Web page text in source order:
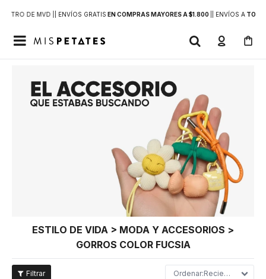
DE MVD | | ENVÍOS GRATIS EN COMPRAS MAYORES A $1.800 | ENVÍOS ATODO

ESTILO DE VIDA > MODA Y ACCESORIOS >
GORROS COLOR FUCSIA
Recientes